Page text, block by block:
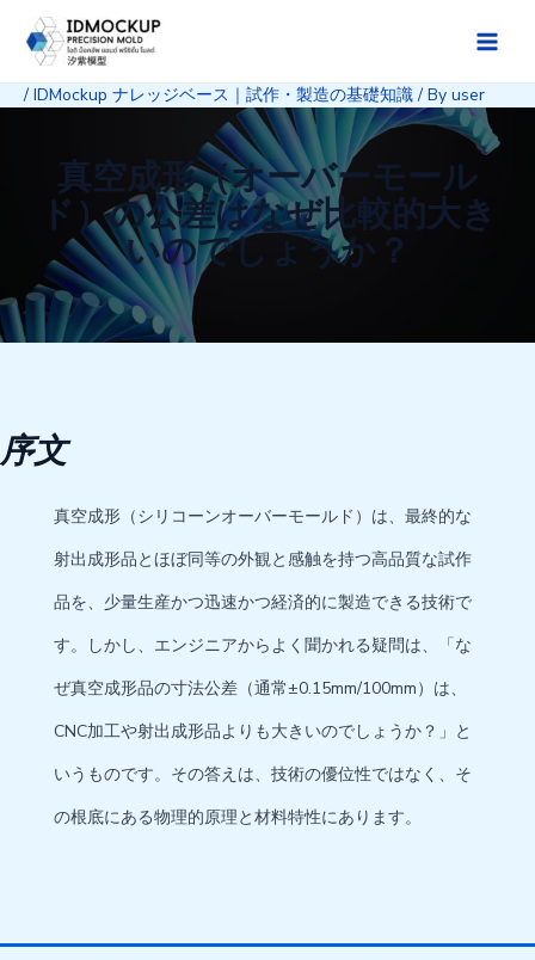
Main
/ IDMockup ナレッジベース｜試作・製造の基礎知識/ By user
真空成形（オーバーモール
ド）の公差はなぜ比較的大き
いのでしょうか？
序文
真空成形（シリコーンオーバーモールド）は、最終的な
射出成形品とほぼ同等の外観と感触を持つ高品質な試作
品を、少量生産かつ迅速かつ経済的に製造できる技術で
す。しかし、エンジニアからよく聞かれる疑問は、「な
ぜ真空成形品の寸法公差（通常±0.15mm/100mm）は、
CNC加工や射出成形品よりも大きいのでしょうか？」と
いうものです。その答えは、技術の優位性ではなく、そ
の根底にある物理的原理と材料特性にあります。